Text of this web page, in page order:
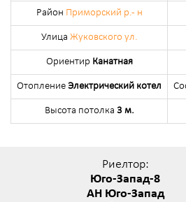
Район Приморский р.- н
Улица Жуковского ул.
Ориентир Канатная
Отопление Электрический котел
Высота потолка 3 м.
Риелтор:
Юго-Запад-8
АН Юго-Запад